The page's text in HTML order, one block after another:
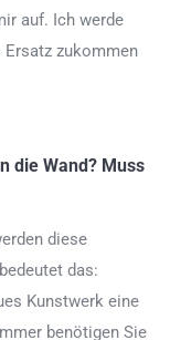
auf. Ich werde
zukommen
die Wand? Muss
diese
das:
Kunstwerk eine
benötigen Sie